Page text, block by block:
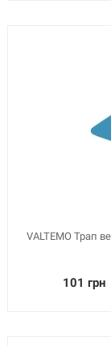
VALTEMO Трап
101 грн